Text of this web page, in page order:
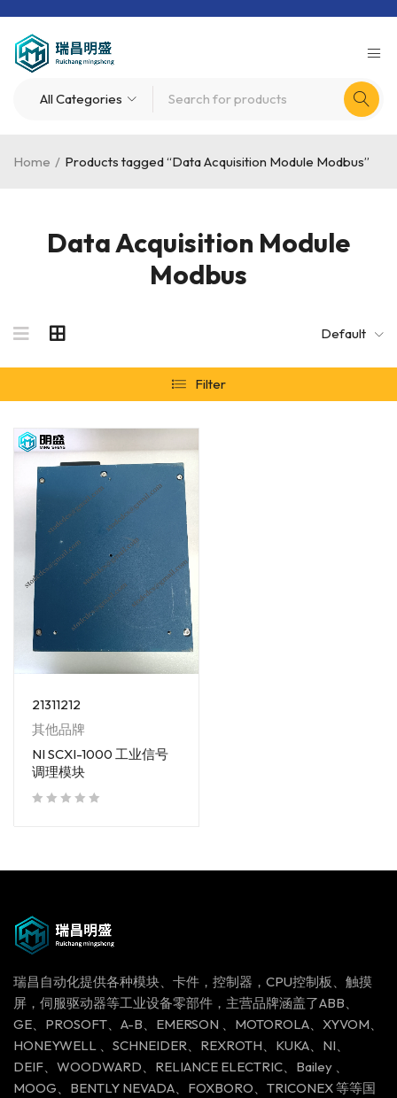
Data Acquisition Module
Modbus
Home / Products tagged “Data Acquisition Module Modbus”
Default
Filter
21311212
其他品牌
NI SCXI-1000 工业信号
调理模块
瑞昌自动化提供各种模块、卡件，控制器，CPU控制板、触摸
屏，伺服驱动器等工业设备零部件，主营品牌涵盖了ABB、
GE、PROSOFT、A-B、EMERSON 、MOTOROLA、XYVOM、
HONEYWELL 、SCHNEIDER、REXROTH、KUKA、NI、
DEIF、WOODWARD、RELIANCE ELECTRIC、Bailey 、
MOOG、BENTLY NEVADA、FOXBORO、TRICONEX 等等国